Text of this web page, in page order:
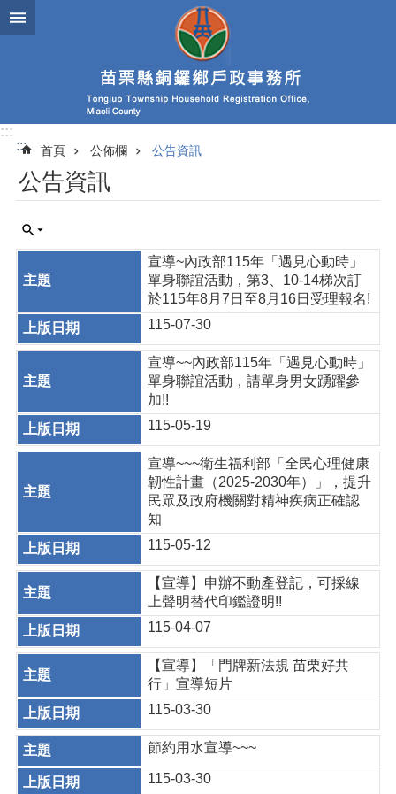
跳到主要內容區塊
:::
:::
首頁 公佈欄 公告資訊
公告資訊
宣導~內政部115年「遇見心動時」
單身聯誼活動，第3、10-14梯次訂
於115年8月7日至8月16日受理報名!
115-07-30
宣導~~內政部115年「遇見心動時」
單身聯誼活動，請單身男女踴躍參
加!!
115-05-19
宣導~~~衛生福利部「全民心理健康
韌性計畫（2025-2030年）」，提升
民眾及政府機關對精神疾病正確認
知
115-05-12
【宣導】申辦不動產登記，可採線
上聲明替代印鑑證明!!
115-04-07
【宣導】「門牌新法規 苗栗好共
行」宣導短片
115-03-30
節約用水宣導~~~
115-03-30